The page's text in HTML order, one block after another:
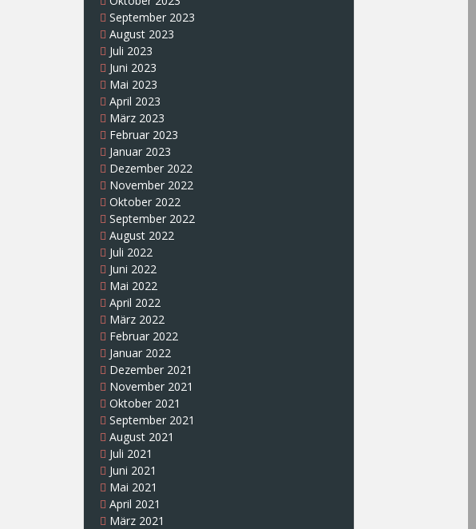
September 2023
August 2023
Juli 2023
Juni 2023
Mai 2023
April 2023
März 2023
Februar 2023
Januar 2023
Dezember 2022
November 2022
Oktober 2022
September 2022
August 2022
Juli 2022
Juni 2022
Mai 2022
April 2022
März 2022
Februar 2022
Januar 2022
Dezember 2021
November 2021
Oktober 2021
September 2021
August 2021
Juli 2021
Juni 2021
Mai 2021
April 2021
März 2021